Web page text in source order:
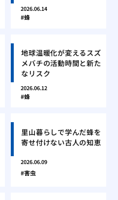
2026.06.14
蜂
地球温暖化が変えるスズ
メバチの活動時間と新た
なリスク
2026.06.12
蜂
里山暮らしで学んだ蜂を
寄せ付けない古人の知恵
2026.06.09
害虫